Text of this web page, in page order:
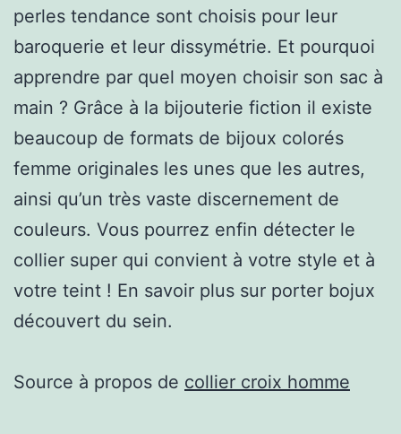
perles tendance sont choisis pour leur
baroquerie et leur dissymétrie. Et pourquoi
apprendre par quel moyen choisir son sac à
main ? Grâce à la bijouterie fiction il existe
beaucoup de formats de bijoux colorés
femme originales les unes que les autres,
ainsi qu’un très vaste discernement de
couleurs. Vous pourrez enfin détecter le
collier super qui convient à votre style et à
votre teint ! En savoir plus sur porter bojux
découvert du sein.
Source à propos de collier croix homme